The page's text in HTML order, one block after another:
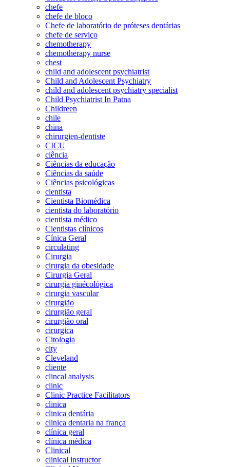
chefe
chefe de bloco
Chefe de laboratório de próteses dentárias
chefe de serviço
chemotherapy
chemotherapy nurse
chest
child and adolescent psychiatrist
Child and Adolescent Psychiatry
child and adolescent psychiatry specialist
Child Psychiatrist In Patna
Childreen
chile
china
chirurgien-dentiste
CICU
ciência
Ciências da educação
Ciências da saúde
Ciências psicológicas
cientista
Cientista Biomédica
cientista do laboratório
cientista médico
Cientistas clínicos
Cínica Geral
circulating
Cirurgia
cirurgia da obesidade
Cirurgia Geral
cirurgia ginécológica
cirurgia vascular
cirurgião
cirurgião geral
cirurgião oral
cirurgica
Citologia
city
Cleveland
cliente
clincal analysis
clinic
Clinic Practice Facilitators
clinica
clinica dentária
clinica dentaria na frança
clínica geral
clínica médica
Clinical
clinical instructor